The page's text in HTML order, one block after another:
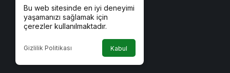
Bu web sitesinde en iyi deneyimi
yaşamanızı sağlamak için
çerezler kullanılmaktadır.
Gizlilik Politikası Kabul